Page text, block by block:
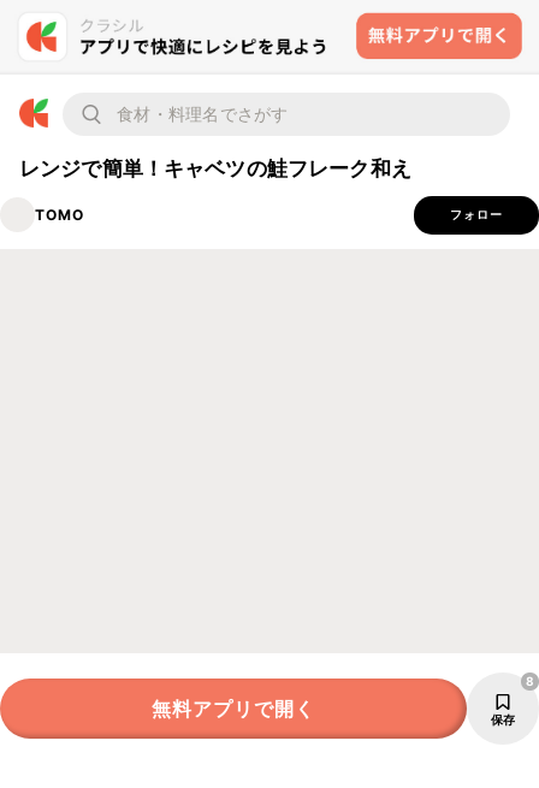
レンジで簡単！キャベツの鮭フレーク和え
TOMO フォロー
無料アプリで開く 保存
8